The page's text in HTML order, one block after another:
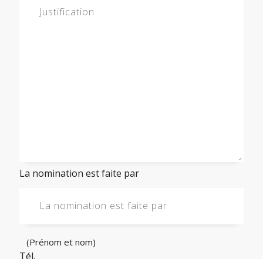
La nomination est faite par
(Prénom et nom)
Tél.